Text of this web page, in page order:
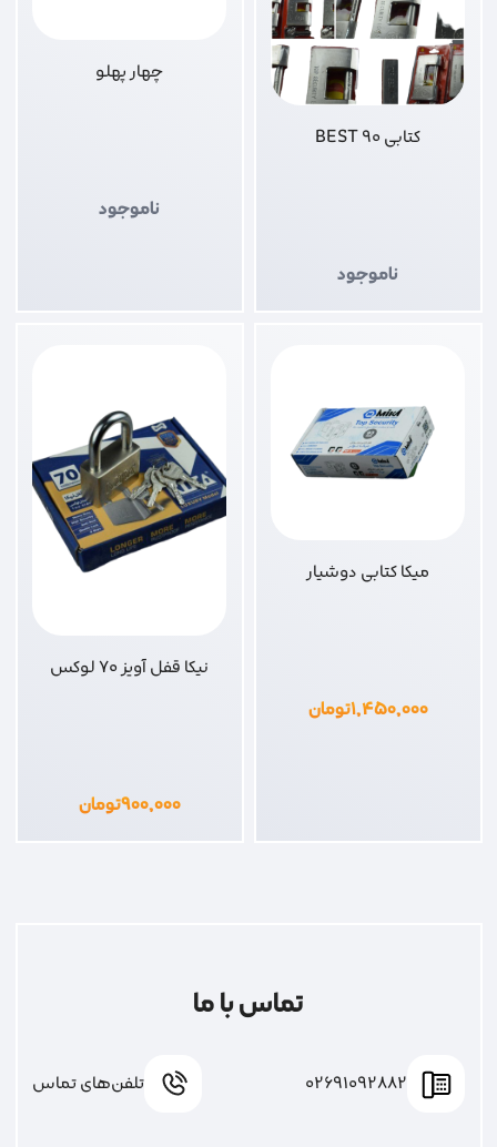
کتابی 90 BEST
ناموجود
چهار پهلو
ناموجود
میکا کتابی دوشیار
۱,۴۵۰,۰۰۰تومان
نیکا قفل آویز 70 لوکس
۹۰۰,۰۰۰تومان
تماس با ما
02691092882 تلفن‌های تماس